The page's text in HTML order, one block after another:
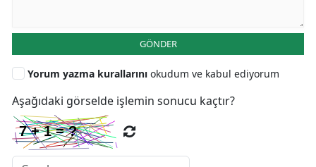
GÖNDER
Yorum yazma kurallarını okudum ve kabul ediyorum
Aşağıdaki görselde işlemin sonucu kaçtır?